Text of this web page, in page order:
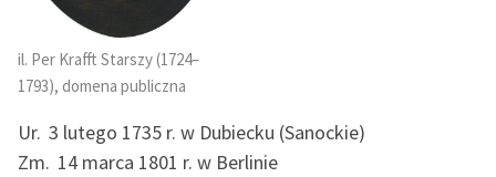
il. Per Krafft Starszy (1724–
1793), domena publiczna
Ur. 3 lutego 1735 r. w Dubiecku (Sanockie)
Zm. 14 marca 1801 r. w Berlinie